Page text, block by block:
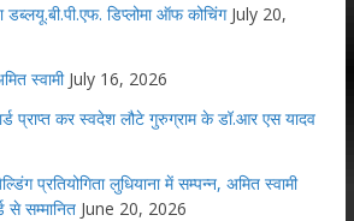
डब्लयू.बी.पी.एफ. डिप्लोमा ऑफ कोचिंग July 20,
स्वामी July 16, 2026
प्राप्त कर स्वदेश लौटे गुरुग्राम के डॉ.आर एस यादव
प्रतियोगिता लुधियाना में सम्पन्न, अमित स्वामी
से सम्मानित June 20, 2026